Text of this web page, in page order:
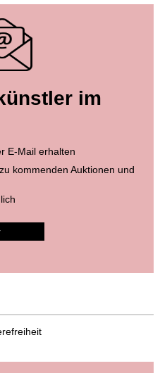
im
E-Mail erhalten
kommenden Auktionen und